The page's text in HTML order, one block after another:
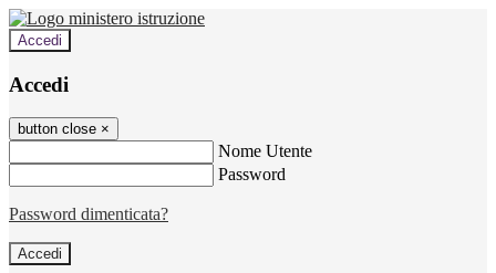
Accedi
Accedi
button close ×
Nome Utente
Password
Password dimenticata?